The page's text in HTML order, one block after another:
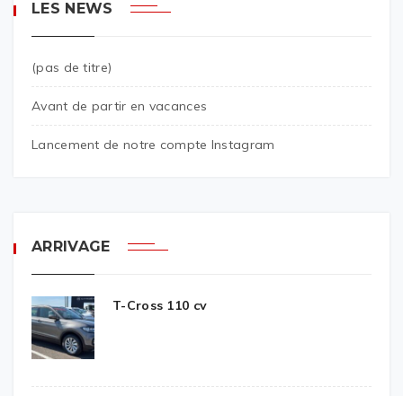
LES NEWS
(pas de titre)
Avant de partir en vacances
Lancement de notre compte Instagram
ARRIVAGE
T-Cross 110 cv